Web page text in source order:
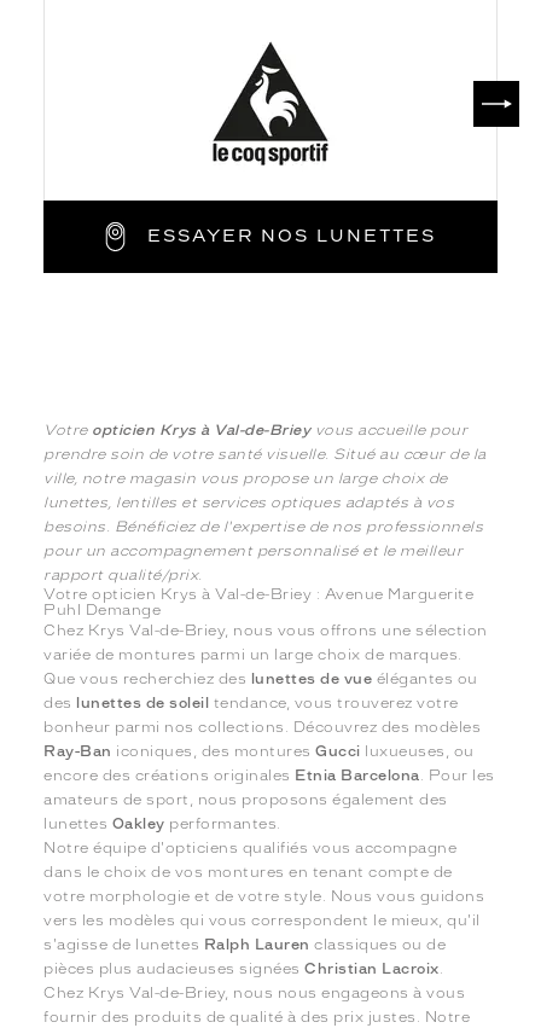
ESSAYER NOS LUNETTES
Votre opticien Krys à Val-de-Brieyvous accueille pour
prendre soin de votre santé visuelle. Situé au cœur de la
ville, notre magasin vous propose un large choix de
lunettes, lentilles et services optiques adaptés à vos
besoins. Bénéficiez de l'expertise de nos professionnels
pour un accompagnement personnalisé et le meilleur
rapport qualité/prix.
Votre opticien Krys à Val-de-Briey : Avenue Marguerite
Puhl Demange
Chez Krys Val-de-Briey, nous vous offrons une sélection
variée de montures parmi un large choix de marques.
Que vous recherchiez des lunettes de vue élégantes ou
des lunettes de soleil tendance, vous trouverez votre
bonheur parmi nos collections. Découvrez des modèles
Ray-Ban iconiques, des monturesGucci luxueuses, ou
encore des créations originales Etnia Barcelona . Pour les
amateurs de sport, nous proposons également des
lunettes Oakley performantes.
Notre équipe d'opticiens qualifiés vous accompagne
dans le choix de vos montures en tenant compte de
votre morphologie et de votre style. Nous vous guidons
vers les modèles qui vous correspondent le mieux, qu'il
s'agisse de lunettes Ralph Lauren classiques ou de
pièces plus audacieuses signéesChristian Lacroix
Chez Krys Val-de-Briey, nous nous engageons à vous
fournir des produits de qualité à des prix justes. Notre